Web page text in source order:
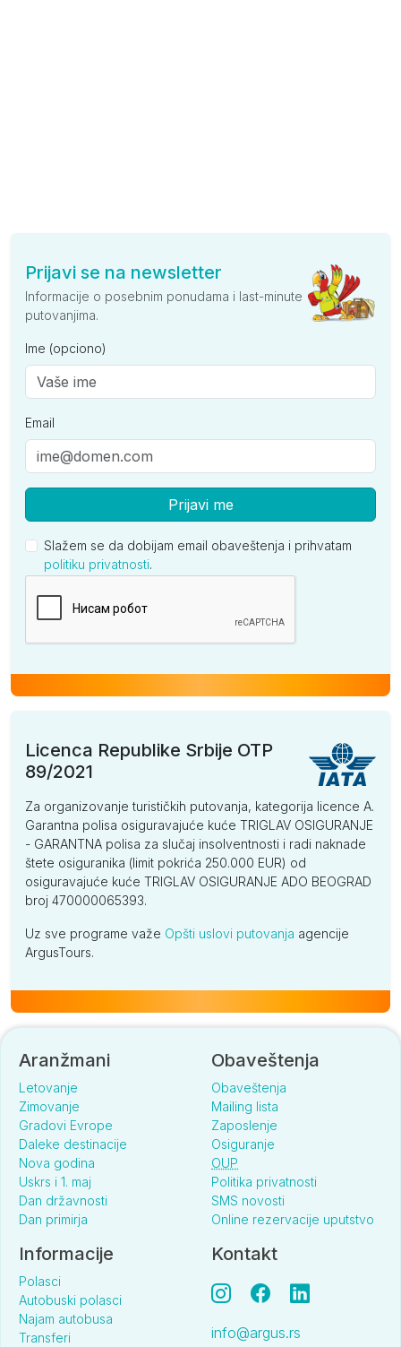
Prijavi se na newsletter
Informacije o posebnim ponudama i last-minute
putovanjima.
Ime (opciono)
Email
Prijavi me
Slažem se da dobijam email obaveštenja i prihvatam
politiku privatnosti.
Licenca Republike Srbije OTP
89/2021
Za organizovanje turističkih putovanja, kategorija licence A.
Garantna polisa osiguravajuće kuće TRIGLAV OSIGURANJE
- GARANTNA polisa za slučaj insolventnosti i radi naknade
štete osiguranika (limit pokrića 250.000 EUR) od
osiguravajuće kuće TRIGLAV OSIGURANJE ADO BEOGRAD
broj 470000065393.
Uz sve programe važe Opšti uslovi putovanja agencije
ArgusTours.
Aranžmani
Letovanje
Zimovanje
Gradovi Evrope
Daleke destinacije
Nova godina
Uskrs i 1. maj
Dan državnosti
Dan primirja
Obaveštenja
Obaveštenja
Mailing lista
Zaposlenje
Osiguranje
OUP
Politika privatnosti
SMS novosti
Online rezervacije uputstvo
Informacije
Polasci
Autobuski polasci
Najam autobusa
Transferi
Kontakt
info@argus.rs